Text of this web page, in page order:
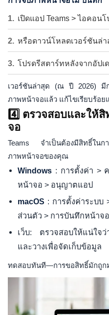
เปิดแอป Teams > ไอคอน
หรือดาวน์โหลดเวอร์ชันล่า
โปรดรีสตาร์ทหลังจากอัปเ
เวอร์ชันล่าสุด (ณ ปี 2026) มีก
ภาพหน้าจอแล้ว แก้ไขเรียบร้อย
4️⃣ ตรวจสอบและให้
จอ
Teams จำเป็นต้องมีสิทธิ์ในกา
ภาพหน้าจอของคุณ
Windows : การตั้งค่า >
หน้าจอ > อนุญาตแอป
macOS : การตั้งค่าระบบ
ส่วนตัว > การบันทึกหน้าจอ
เว็บ: ตรวจสอบให้แน่ใจว่
และวางเพื่อจัดเก็บข้อมูล
ทดสอบทันที—การขอสิทธิ์มักถูก